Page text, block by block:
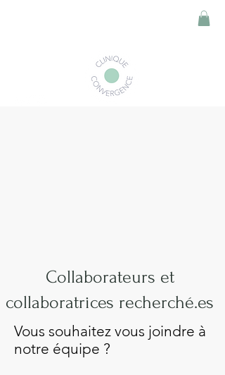
Collaborateurs et
collaboratrices recherché.es
Vous souhaitez vous joindre à
notre équipe ?